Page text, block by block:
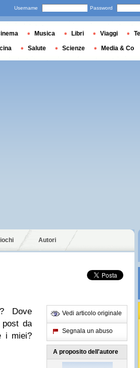
Autori
Dove
post da
i miei?
Vedi articolo originale
Segnala un abuso
A proposito dell'autore
Username Password
Musica Libri Viaggi
Salute Scienze Media & Co